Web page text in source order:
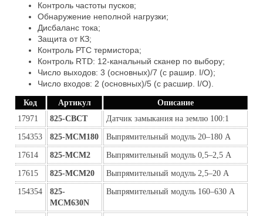
Контроль частоты пусков;
Обнаружение неполной нагрузки;
Дисбаланс тока;
Защита от КЗ;
Контроль РТС термистора;
Контроль RTD: 12-канальный сканер по выбору;
Число выходов: 3 (основных)/7 (с рашир. I/O);
Число входов: 2 (основных)/5 (с расшир. I/O).
Код Артикул
Описание
17971
825-CBCT Датчик замыкания на землю 100:1
154353 825-MCM180 Выпрямительный модуль 20–180 A
17614 825-MCM2 Выпрямительный модуль 0,5–2,5 A
17615 825-MCM20 Выпрямительный модуль 2,5–20 A
154354
825-
MCM630N
Выпрямительный модуль 160–630 A